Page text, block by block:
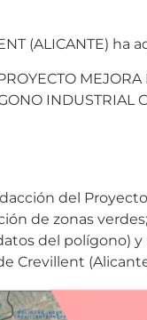
(ALICANTE)
INDUSTRIAL
del
de zonas
del polígono) y
Crevillent